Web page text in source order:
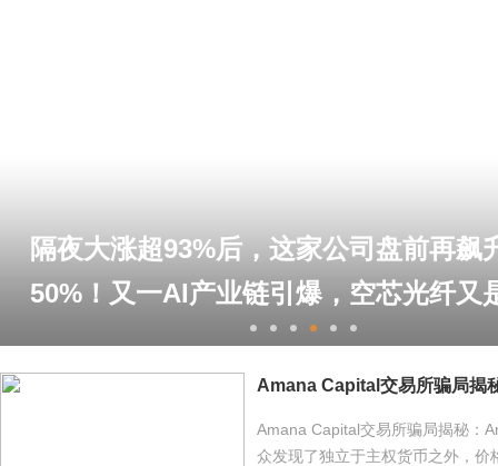
，这家公司盘前再飙升近
链引爆，空芯光纤又是啥？
A股
Amana Capital交易所骗局揭
Amana Capital交易所骗局揭秘：
众发现了独立于主权货币之外，